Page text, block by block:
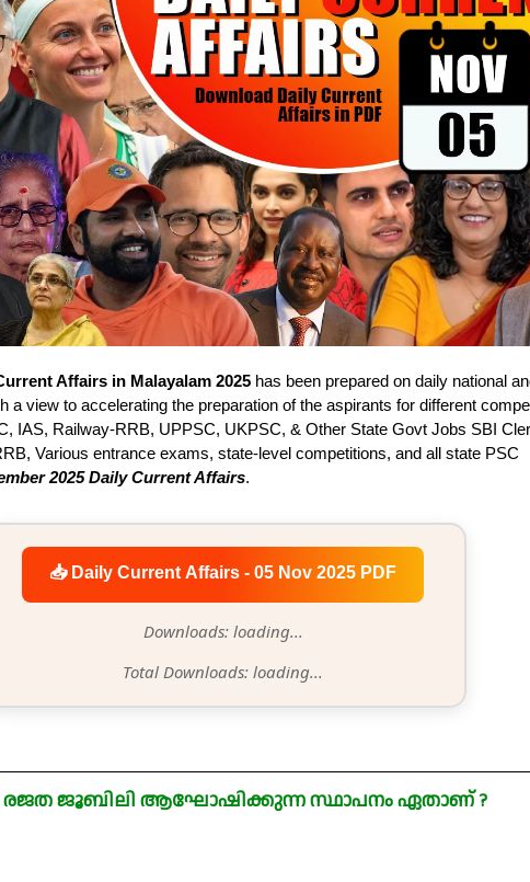
Affairs in Malayalam 2025 has been prepared on daily national
a view to accelerating the preparation of the aspirants for different
IAS, Railway-RRB, UPPSC, UKPSC, & Other State Govt Jobs SBI
Various entrance exams, state-level competitions, and all state PSC
2025 Daily Current Affairs.
📥 Daily Current Affairs - 05 Nov 2025 PDF
Downloads: loading...
Total Downloads: loading...
രജത ജൂബിലി ആഘോഷിക്കുന്ന സ്ഥാപനം ഏതാണ് ?